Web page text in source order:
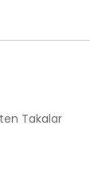
Takalar